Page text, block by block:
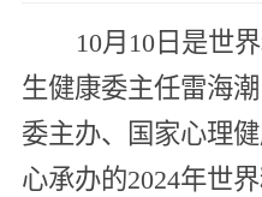
10月10日是世
生健康委主任雷海
委主办、国家心理
心承办的2024年世